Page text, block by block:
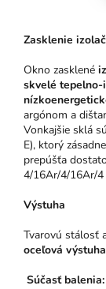
Zasklenie
Okno zasklené
skvelé
argónom a
Vonkajšie sklá
E), ktorý
prepúšťa
4/16Ar/4/16Ar/4
Výstuha
Tvarovú stálosť
oceľová
Súčasť balenia: